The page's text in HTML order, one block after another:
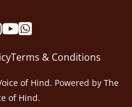
Terms & Conditions
of Hind. Powered by The
of Hind.